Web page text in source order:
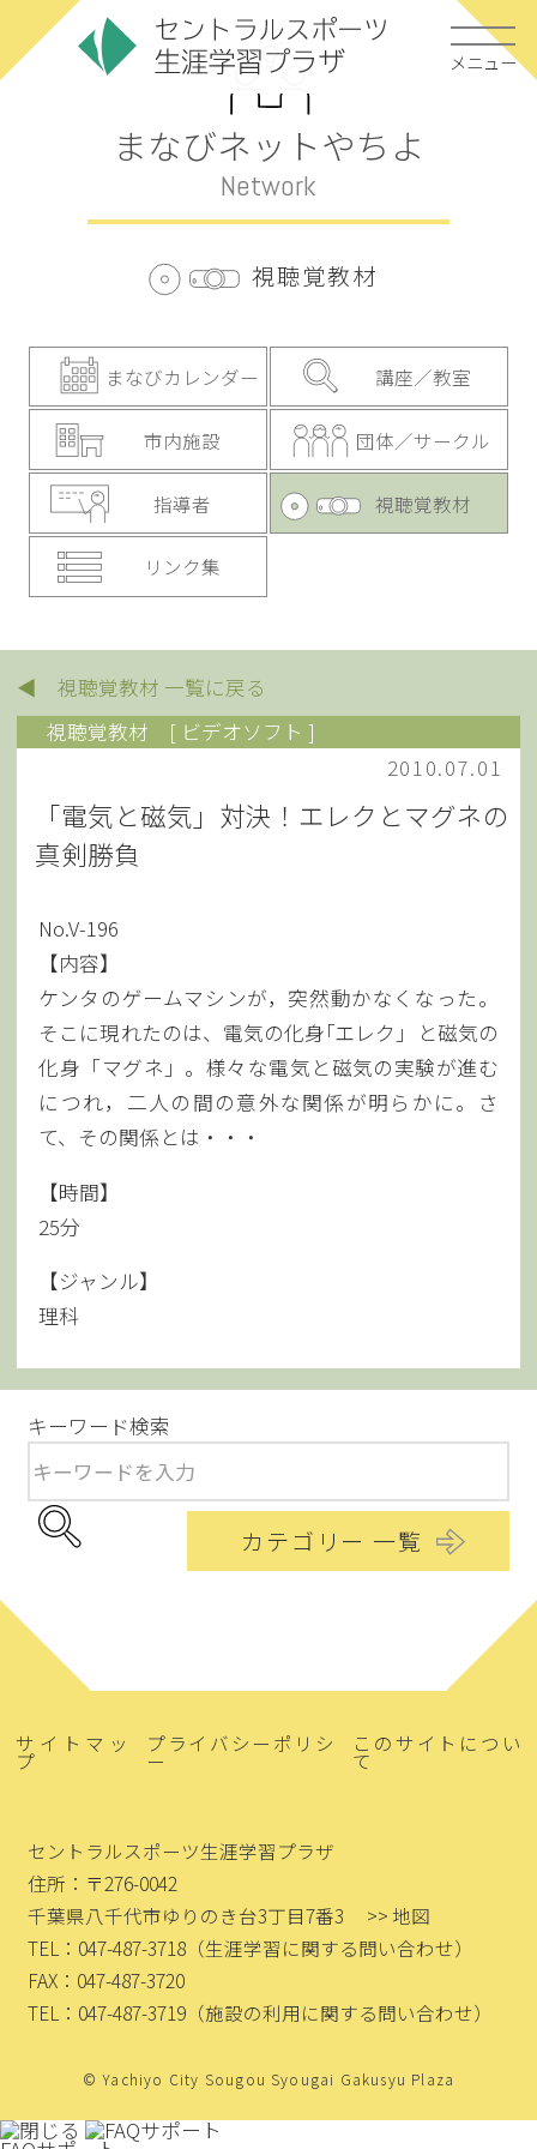
メニュー
まなびネットやちよ
Network
視聴覚教材
まなびカレンダー 講座／教室
市内施設 団体／サークル
指導者 視聴覚教材
リンク集
◀ 視聴覚教材 一覧に戻る
視聴覚教材
[ ビデオソフト ]
2010.07.01
「電気と磁気」対決！エレクとマグネの
真剣勝負
No.V-196
【内容】
ケンタのゲームマシンが，突然動かなくなった。
そこに現れたのは、電気の化身｢エレク」と磁気の
化身「マグネ」。様々な電気と磁気の実験が進む
につれ，二人の間の意外な関係が明らかに。さ
て、その関係とは・・・
【時間】
25分
【ジャンル】
理科
キーワード検索
カテゴリー 一覧
サイトマッ
プ
プライバシーポリシ
ー
このサイトについ
て
セントラルスポーツ生涯学習プラザ
住所：〒276-0042
千葉県八千代市ゆりのき台3丁目7番3
>> 地図
TEL：047-487-3718 （生涯学習に関する問い合わせ）
FAX：047-487-3720
TEL：047-487-3719 （施設の利用に関する問い合わせ）
© Yachiyo City Sougou Syougai Gakusyu Plaza